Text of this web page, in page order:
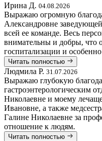
Ирина Д. 04.08.2026
Выражаю огромную
Александровне
всей ее команде. Весь
внимательны и добры, что
госпитализации и
Читать полностью
Людмила Р. 31.07.2026
Выражаю глубокую
гастроэнтерологическим
Николаевне и моему
Ивановне, а также
Галине Николаевне за
отношение к людям.
Читать полностью